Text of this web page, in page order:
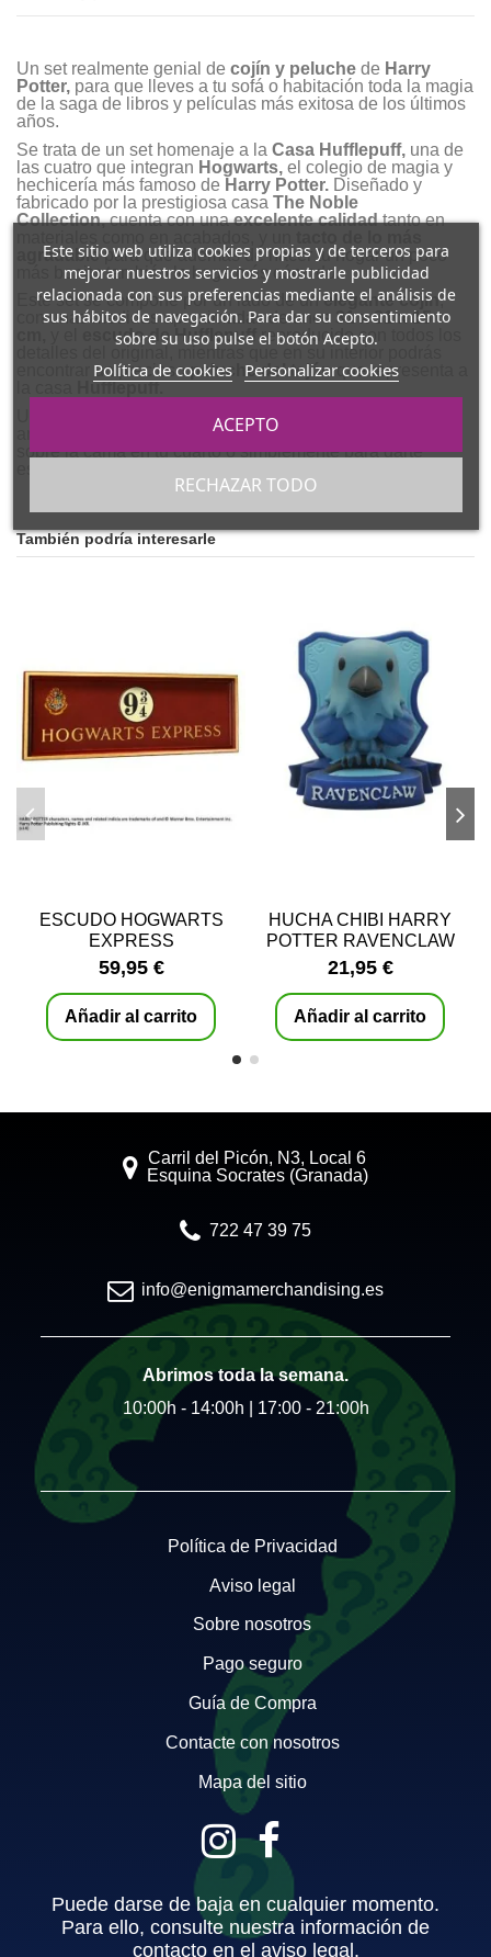
Un set realmente genial de cojín y peluche de Harry
Potter, para que lleves a tu sofá o habitación toda la magia
de la saga de libros y películas más exitosa de los últimos
años.
Se trata de un set homenaje a la Casa Hufflepuff, una de
las cuatro que integran Hogwarts, el colegio de magia y
hechicería más famoso de Harry Potter. Diseñado y
fabricado por la prestigiosa casa The Noble
Collection,cuenta con unaexcelente calidadtanto en
agradablepara que además de hacer tu hogar un poco
más bonito también lo haga más cómodo.
Este set se compone por un lado de unelegante cojín,
con unas medidas aproximadas de unos 31 x 31 x 15
escudo deHufflepuffreproducido con todos los
detalles del original, mientras que en su interior podrás
encontrar un preciosopeluche del tejónque representa a
Hufflepuff.
y al que darmucho uso
Harry Potter y Hufflepuff
sobre la cama en tu cuarto o simplemente para darte
También podría interesarle
ESCUDO HOGWARTS
EXPRESS
59,95 €
Añadir al carrito
HUCHA CHIBI HARRY
POTTER RAVENCLAW
21,95 €
Añadir al carrito
Carril del Picón, N3, Local 6
Esquina Socrates (Granada)
722 47 39 75
info@enigmamerchandising.es
Abrimos toda la semana.
10:00h - 14:00h | 17:00 - 21:00h
Política de Privacidad
Aviso legal
Sobre nosotros
Pago seguro
Guía de Compra
Contacte con nosotros
Mapa del sitio
Este sitio web utiliza cookies propias y de terceros para
mejorar nuestros servicios y mostrarle publicidad
relacionada con sus preferencias mediante el análisis de
sus hábitos de navegación. Para dar su consentimiento
sobre su uso pulse el botón Acepto.
Política de cookies Personalizar cookies
RECHAZAR TODO
ACEPTO
Puede darse de baja en cualquier momento.
Para ello, consulte nuestra información de
contacto en el aviso legal.